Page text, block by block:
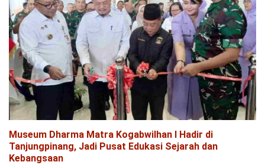
Museum Dharma Matra Kogabwilhan I Hadir di
Tanjungpinang, Jadi Pusat Edukasi Sejarah dan
Kebangsaan